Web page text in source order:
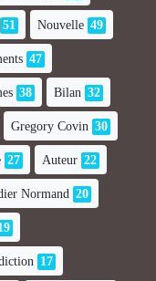
51 Nouvelle 49
47
38 Bilan 32
Gregory Covin 30
27 Auteur 22
Normand 20
17